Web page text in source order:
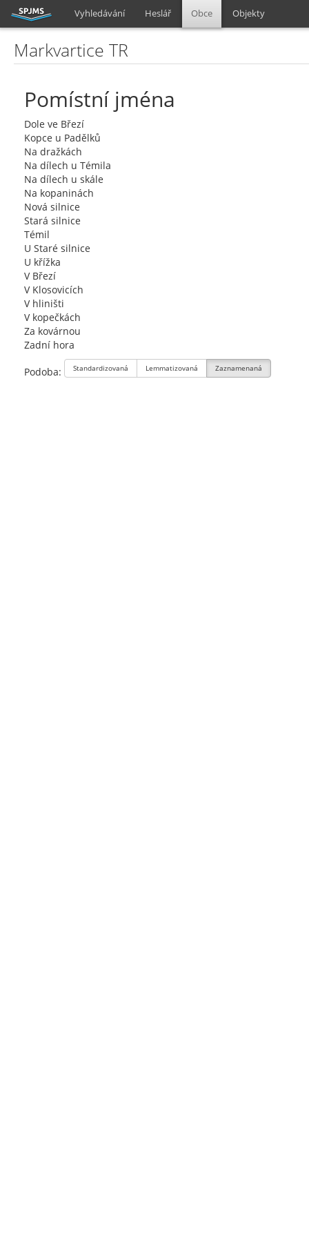
Vyhledávání Heslář Obce Objekty
Markvartice TR
Pomístní jména
Dole ve Březí
Kopce u Padělků
Na dražkách
Na dílech u Témila
Na dílech u skále
Na kopaninách
Nová silnice
Stará silnice
Témil
U Staré silnice
U křížka
V Březí
V Klosovicích
V hliništi
V kopečkách
Za kovárnou
Zadní hora
Podoba: Standardizovaná Lemmatizovaná Zaznamenaná